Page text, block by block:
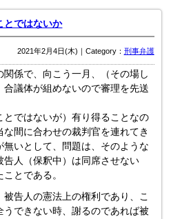
とではないか
2021年2月4日(木)｜Category： 刑事弁護
係で、向こう一月、（その場し
議体が組めないので審理を先送
ではないが）有り得ることなの
間に合わせの裁判官を連れてき
いとして、問題は、そのような
人（保釈中）は同席させない
とである。
告人の憲法上の権利であり、こ
できない時、謝るのであれば被